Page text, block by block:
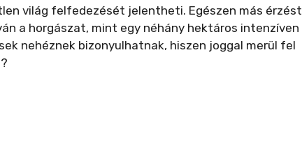
világ felfedezését jelentheti. Egészen más érzést
a horgászat, mint egy néhány hektáros intenzíven
nehéznek bizonyulhatnak, hiszen joggal merül fel